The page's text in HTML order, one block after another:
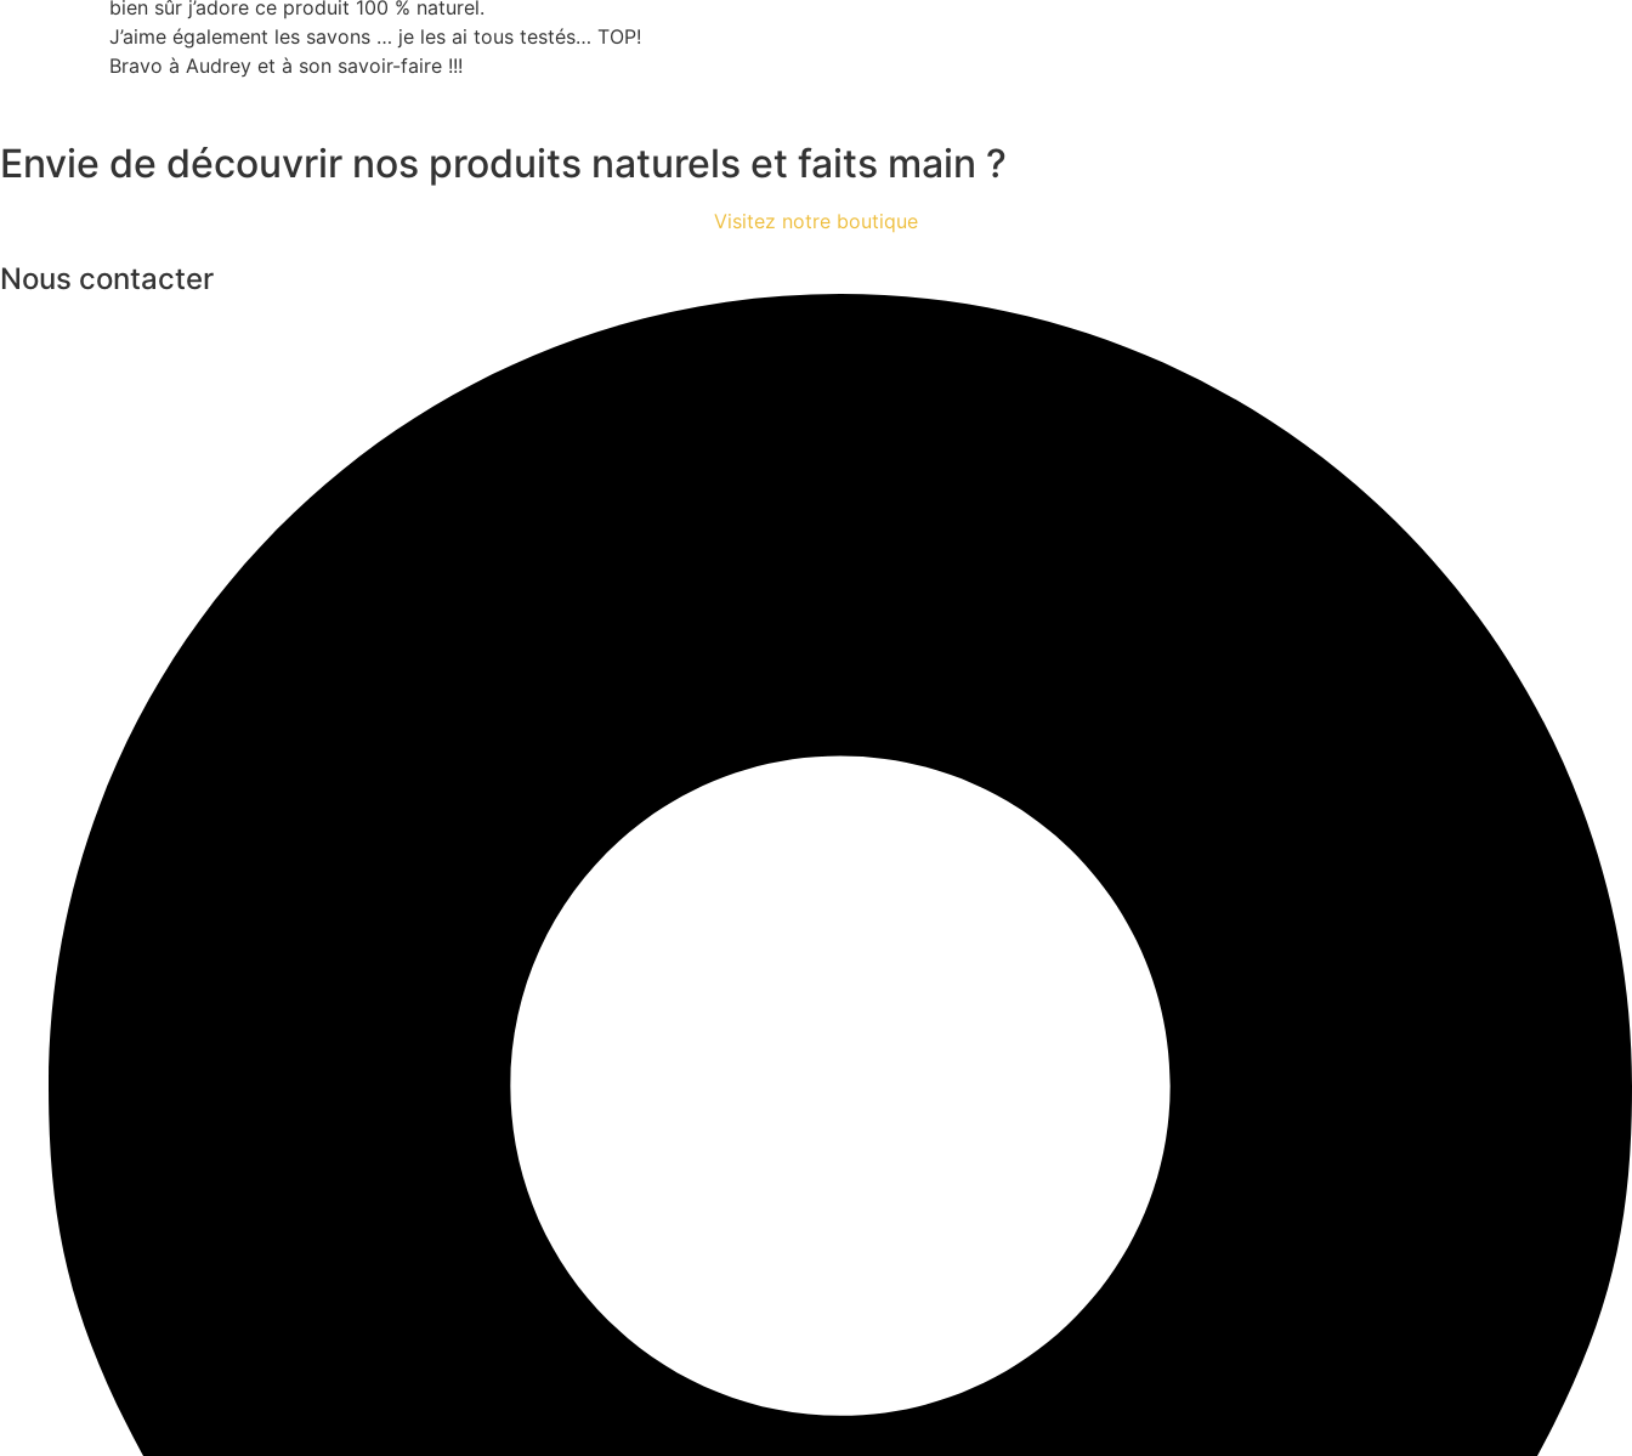
bien sûr j’adore ce produit 100 % naturel.
J’aime également les savons … je les ai tous testés… TOP!
Bravo à Audrey et à son savoir-faire !!!
Envie de découvrir nos produits naturels et faits main ?
Visitez notre boutique
Nous contacter